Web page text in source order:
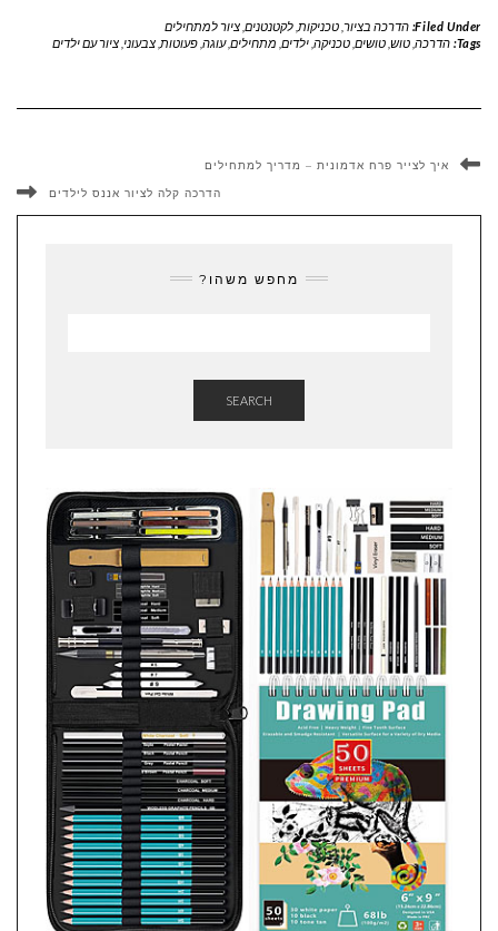
Filed Under: הדרכה בציור, טכניקות לקטנטנים, ציור למתחילים
Tags: הדרכה, טוש טושים, טכניקה, ילדים, מתחילים,עוגה, פעוטות צבעוני ציור עם ילדים
איך לצייר פרח אדמונית – מדריך למתחילים
הדרכה קלה לציור אננס לילדים
מחפש משהו?
SEARCH